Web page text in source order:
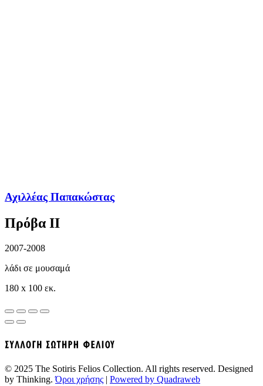
Αχιλλέας Παπακώστας
Πρόβα II
2007-2008
λάδι σε μουσαμά
180 x 100 εκ.
© 2025 The Sotiris Felios Collection. All rights reserved. Designed
by Thinking.Όροι χρήσης | Powered by Quadraweb